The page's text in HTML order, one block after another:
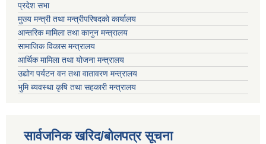
प्रदेश सभा
मुख्य मन्त्री तथा मन्त्रीपरिषदको कार्यालय
आन्तरिक मामिला तथा कानुन मन्त्रालय
सामाजिक विकास मन्त्रालय
आर्थिक मामिला तथा योजना मन्त्रालय
उद्योग पर्यटन वन तथा वातावरण मन्त्रालय
भुमि ब्यवस्था कृषि तथा सहकारी मन्त्रालय
सार्वजनिक खरिद/बोलपत्र सूचना